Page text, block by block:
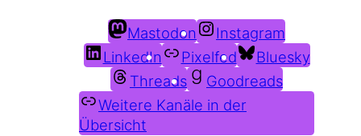
Mastodon
Instagram
LinkedIn
Pixelfed
Bluesky
Threads
Goodreads
Weitere Kanäle in der
Übersicht